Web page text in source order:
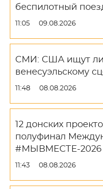
беспилотный
11:05 09.08.2026
СМИ: США ищут
венесуэльскому
11:48 08.08.2026
12 донских
полуфинал
#МЫВМЕСТЕ-2026
11:43 08.08.2026